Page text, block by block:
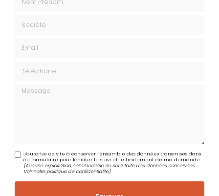
Message
J'autorise ce site à conserver l'ensemble des données transmises dans
ce formulaire pour faciliter le suivi et le traitement de ma demande.
(Aucune exploitation commerciale ne sera faite des données conservées.
Voir notrepolitique de confidentialité)